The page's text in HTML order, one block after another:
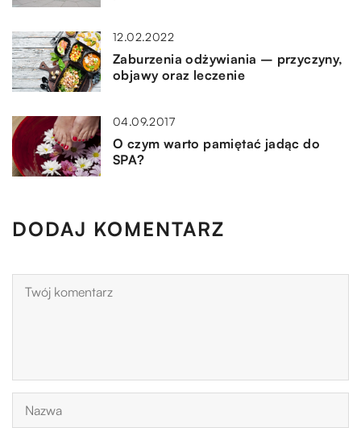
12.02.2022
Zaburzenia odżywiania – przyczyny,
objawy oraz leczenie
04.09.2017
O czym warto pamiętać jadąc do
SPA?
DODAJ KOMENTARZ